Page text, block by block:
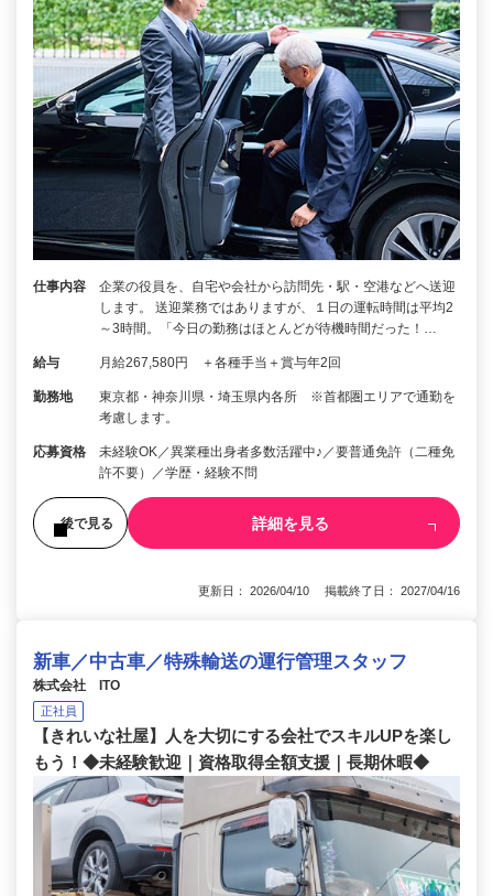
仕事内容
企業の役員を、自宅や会社から訪問先・駅・空港などへ送迎
します。 送迎業務ではありますが、１日の運転時間は平均2
～3時間。「今日の勤務はほとんどが待機時間だった！…
給与 月給267,580円 ＋各種手当＋賞与年2回
勤務地
東京都・神奈川県・埼玉県内各所 ※首都圏エリアで通勤を
考慮します。
応募資格
未経験OK／異業種出身者多数活躍中♪／要普通免許（二種免
許不要）／学歴・経験不問
後で見る 詳細を見る
更新日： 2026/04/10 掲載終了日： 2027/04/16
新車／中古車／特殊輸送の運行管理スタッフ
株式会社 ITO
正社員
【きれいな社屋】人を大切にする会社でスキルUPを楽し
もう！◆未経験歓迎｜資格取得全額支援｜長期休暇◆